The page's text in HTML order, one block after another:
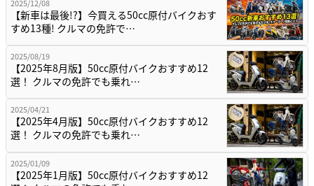
2025/12/08
【新車は最後!?】今買える50cc原付バイクおす
すめ13種! クルマの免許で…
2025/08/19
【2025年8月版】50cc原付バイクおすすめ12
選！ クルマの免許でも乗れ…
2025/04/21
【2025年4月版】50cc原付バイクおすすめ12
選！ クルマの免許でも乗れ…
2025/01/09
【2025年1月版】50cc原付バイクおすすめ12